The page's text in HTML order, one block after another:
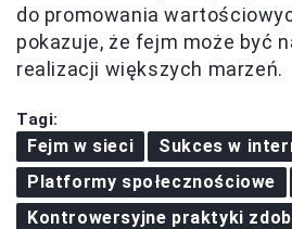
do promowania
pokazuje, że fejm może być
realizacji większych marzeń.
Tagi:
Fejm w sieci
Sukces w
Platformy społecznościowe
Kontrowersyjne praktyki